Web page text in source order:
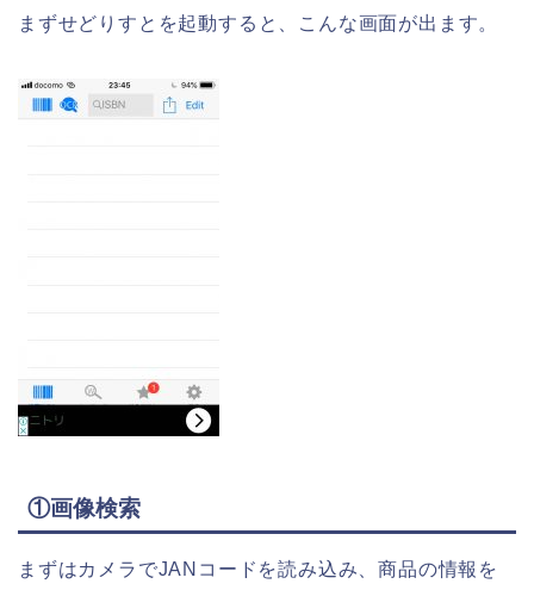
まずせどりすとを起動すると、こんな画面が出ます。
①画像検索
まずはカメラでJANコードを読み込み、商品の情報を